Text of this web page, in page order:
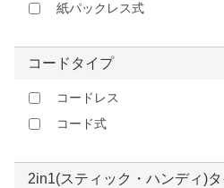
紙パックレス式
コードタイプ
コードレス
コード式
2in1(スティック・ハンディ)